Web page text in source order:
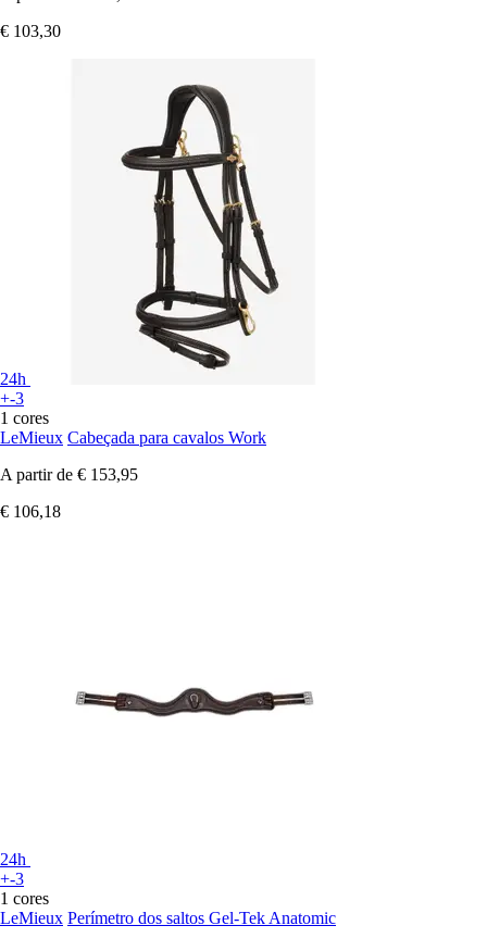
€ 103,30
24h
+-3
1 cores
LeMieux Cabeçada para cavalos Work
A partir de € 153,95
€ 106,18
24h
+-3
1 cores
LeMieux Perímetro dos saltos Gel-Tek Anatomic